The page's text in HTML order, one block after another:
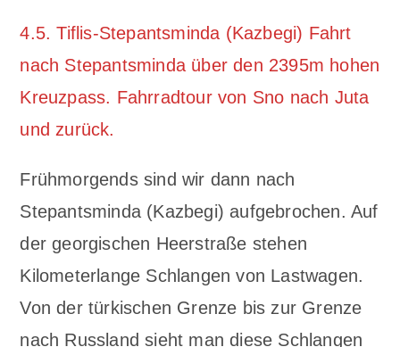
4.5. Tiflis-Stepantsminda (Kazbegi) Fahrt
nach Stepantsminda über den 2395m hohen
Kreuzpass. Fahrradtour von Sno nach Juta
und zurück.
Frühmorgends sind wir dann nach
Stepantsminda (Kazbegi) aufgebrochen. Auf
der georgischen Heerstraße stehen
Kilometerlange Schlangen von Lastwagen.
Von der türkischen Grenze bis zur Grenze
nach Russland sieht man diese Schlangen